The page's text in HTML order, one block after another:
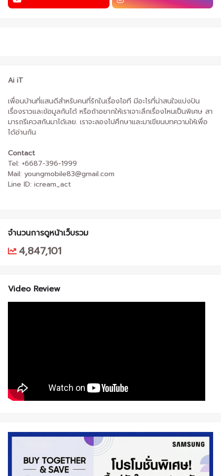
Ai iT
เพื่อนบ้านที่แสนดีสำหรับคนที่รักในเรื่องไอที มีอะไรที่น่าสนใจแบ่งปัน
เรื่องราวและข้อมูลกันได้ หรือถ้าอยากให้เราเจาะลึกเรื่องไหนเป็นพิเศษ สา
มารถรีเควสกันมาได้เลย. เราจะลองไปศึกษาและมาเขียนบทความให้เพื่อ
ได้อ่านกัน
Contact
Tel: +6687-396-1999
Mail: youngmobile83@gmail.com
Line ID: icream_act
จำนวนการดูหน้าเว็บรวม
4,847,101
Video Review